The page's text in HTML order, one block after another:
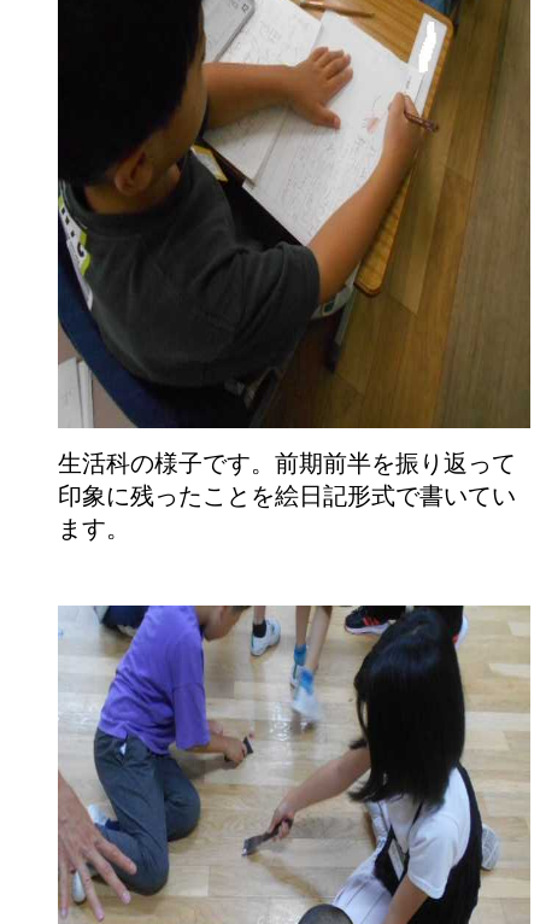
生活科の様子です。前期前半を振り返って
印象に残ったことを絵日記形式で書いてい
ます。